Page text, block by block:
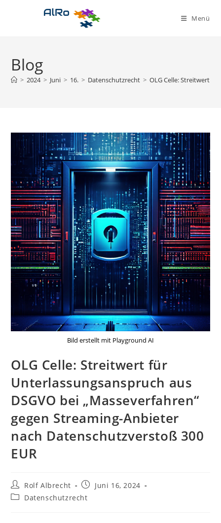
Menü
Blog
> 2024 > Juni > 16. > Datenschutzrecht > OLG Celle: Streitwert
Bild erstellt mit Playground AI
OLG Celle: Streitwert für
Unterlassungsanspruch aus
DSGVO bei „Masseverfahren“
gegen Streaming-Anbieter
nach Datenschutzverstoß 300
EUR
Beitrags-
Autor:
Rolf Albrecht
Beitrag
veröffentlicht:
Juni 16, 2024
Beitrags-
Datenschutzrecht